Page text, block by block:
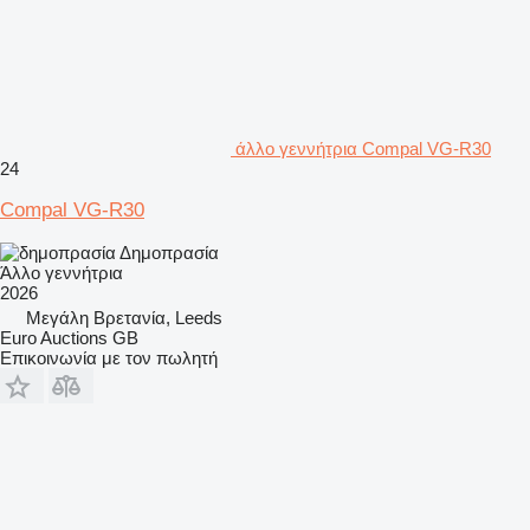
άλλο γεννήτρια Compal VG-R30
24
Compal VG-R30
Δημοπρασία
Άλλο γεννήτρια
2026
Μεγάλη Βρετανία, Leeds
Euro Auctions GB
Επικοινωνία με τον πωλητή